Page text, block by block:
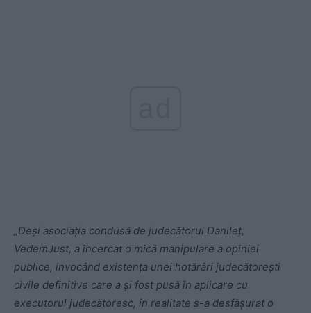
„Deși asociația condusă de judecătorul Danileț,
VedemJust, a încercat o mică manipulare a opiniei
publice, invocând existența unei hotărâri judecătorești
civile definitive care a și fost pusă în aplicare cu
executorul judecătoresc, în realitate s-a desfășurat o